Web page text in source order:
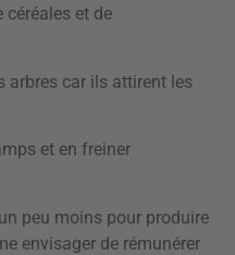
céréales et de
arbres car ils attirent les
et en freiner
peu moins pour produire
envisager de rémunérer